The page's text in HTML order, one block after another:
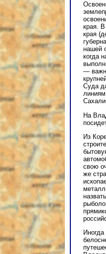
края.
края
нашей
когда
—
Суда
линиям
На
Из
свою
же